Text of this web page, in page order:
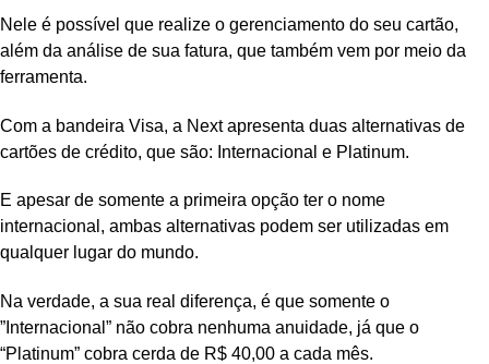
Nele é possível que realize o gerenciamento do seu cartão,
além da análise de sua fatura, que também vem por meio da
ferramenta.
Com a bandeira Visa, a Next apresenta duas alternativas de
cartões de crédito, que são: Internacional e Platinum.
E apesar de somente a primeira opção ter o nome
internacional, ambas alternativas podem ser utilizadas em
qualquer lugar do mundo.
Na verdade, a sua real diferença, é que somente o
”Internacional” não cobra nenhuma anuidade, já que o
“Platinum” cobra cerda de R$ 40,00 a cada mês.